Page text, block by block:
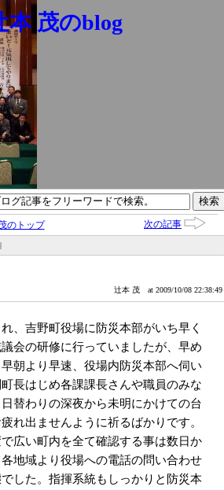
茂のblog
のトップ
次の記事
|
辻本 茂 at 2009/10/08 22:38:49
、吉野町役場に防災本部がいち早く
会の研修に行っていましたが、早め
朝より早速、役場内防災本部へ伺い
長はじめ各課課長さんや職員のみな
替わりの深夜から未明にかけての台
れ出ませんように祈るばかりです。
広い町内を全て確認する事は数日か
地域より役場への電話の問い合わせ
した。指揮系統もしっかりと防災本